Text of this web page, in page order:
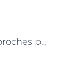
Les approches pour favoriser la sensibilisation à l’environnement dans les centres de loisirs à Paris